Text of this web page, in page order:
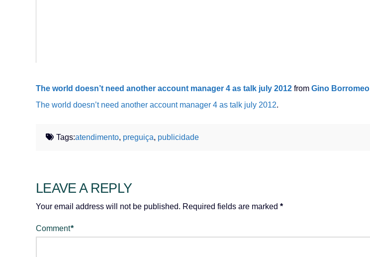
The world doesn’t need another account manager 4 as talk july 2012 from Gino Borromeo
The world doesn’t need another account manager 4 as talk july 2012.
Tags:atendimento, preguiça, publicidade
LEAVE A REPLY
Your email address will not be published. Required fields are marked *
Comment*